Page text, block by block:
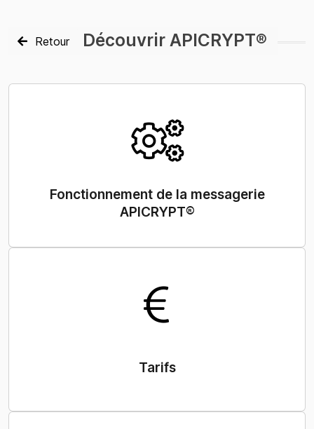
Retour Découvrir APICRYPT®
Fonctionnement de la messagerie
APICRYPT®
Tarifs